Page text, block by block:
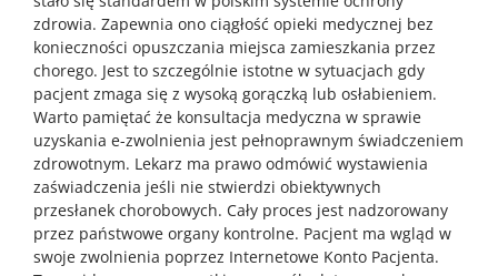
zdrowia. Zapewnia ono ciągłość opieki medycznej bez
konieczności opuszczania miejsca zamieszkania przez
chorego. Jest to szczególnie istotne w sytuacjach gdy
pacjent zmaga się z wysoką gorączką lub osłabieniem.
Warto pamiętać że konsultacja medyczna w sprawie
uzyskania e-zwolnienia jest pełnoprawnym świadczeniem
zdrowotnym. Lekarz ma prawo odmówić wystawienia
zaświadczenia jeśli nie stwierdzi obiektywnych
przesłanek chorobowych. Cały proces jest nadzorowany
przez państwowe organy kontrolne. Pacjent ma wgląd w
swoje zwolnienia poprzez Internetowe Konto Pacjenta.